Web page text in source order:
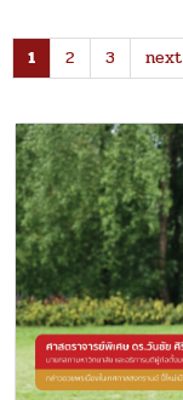
1 2 3 next